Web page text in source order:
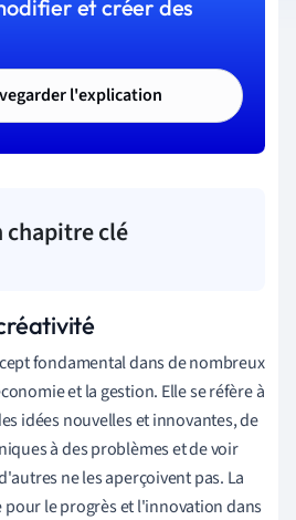
et créer des
l'explication
chapitre clé
fondamental dans de nombreux
et la gestion. Elle se réfère à
idées nouvelles et innovantes, de
à des problèmes et de voir
ne les aperçoivent pas. La
pour le progrès et l'innovation dans